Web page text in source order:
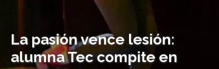
La pasión vence lesión:
alumna Tec compite en